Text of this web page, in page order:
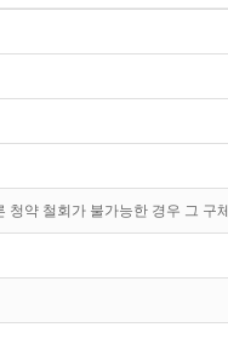
약 철회가 불가능한 경우 그 구